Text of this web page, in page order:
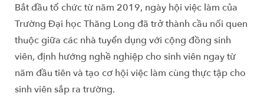
Bắt đầu tổ chức từ năm 2019, ngày hội việc làm của
Trường Đại học Thăng Long đã trở thành cầu nối quen
thuộc giữa các nhà tuyển dụng với cộng đồng sinh
viên, định hướng nghề nghiệp cho sinh viên ngay từ
năm đầu tiên và tạo cơ hội việc làm cùng thực tập cho
sinh viên sắp ra trường.